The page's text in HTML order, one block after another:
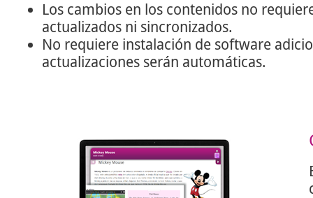
Los cambios en los contenidos no
actualizados ni sincronizados.
No requiere instalación de software
actualizaciones serán automáticas.